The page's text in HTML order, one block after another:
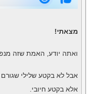
מצאתי!
ואתה יודע, האמת שזה
אבל לא בקטע שלילי
אלא בקטע חיובי.